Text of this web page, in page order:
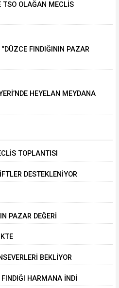
TSO OLAĞAN MECLİS
FINDIĞININ PAZAR
HEYELAN MEYDANA
TOPLANTISI
DESTEKLENİYOR
PAZAR DEĞERİ
BEKLİYOR
FINDIĞI HARMANA İNDİ